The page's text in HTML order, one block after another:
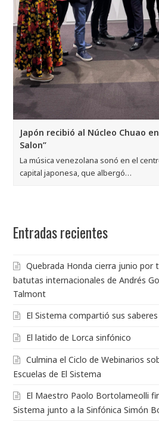
Japón recibió al Núcleo Chuao
Salon”
La música venezolana sonó en el
capital japonesa, que albergó…
Entradas recientes
Quebrada Honda cierra junio por
batutas internacionales de Andrés
Talmont
El Sistema compartió sus
El latido de Lorca sinfónico
Culmina el Ciclo de Webinarios
Escuelas de El Sistema
El Maestro Paolo Bortolameolli
Sistema junto a la Sinfónica Simón